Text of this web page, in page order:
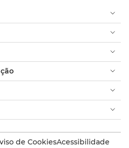
de CookiesAcessibilidade